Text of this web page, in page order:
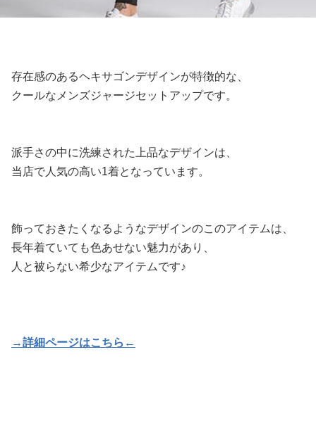
存在感のあるヘキサゴンデザインが特徴的な、
クールなメンズジャージセットアップです。
派手さの中に洗練された上品なデザインは、
当店で人気の高い1着となっています。
飾っておきたくなるようなデザインのこのアイテムは、
長年着ていても色あせない魅力があり、
人と被らない希少なアイテムです♪
→詳細ページはこちら←